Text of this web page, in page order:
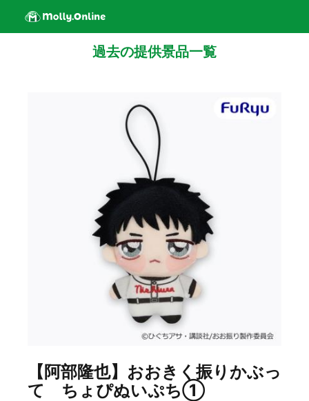
過去の提供景品一覧
【阿部隆也】おおきく振りかぶっ
て ちょぴぬいぷち①